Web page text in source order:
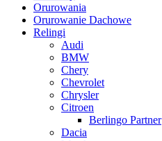
Orurowania
Orurowanie Dachowe
Relingi
Audi
BMW
Chery
Chevrolet
Chrysler
Citroen
Berlingo Partner
Dacia